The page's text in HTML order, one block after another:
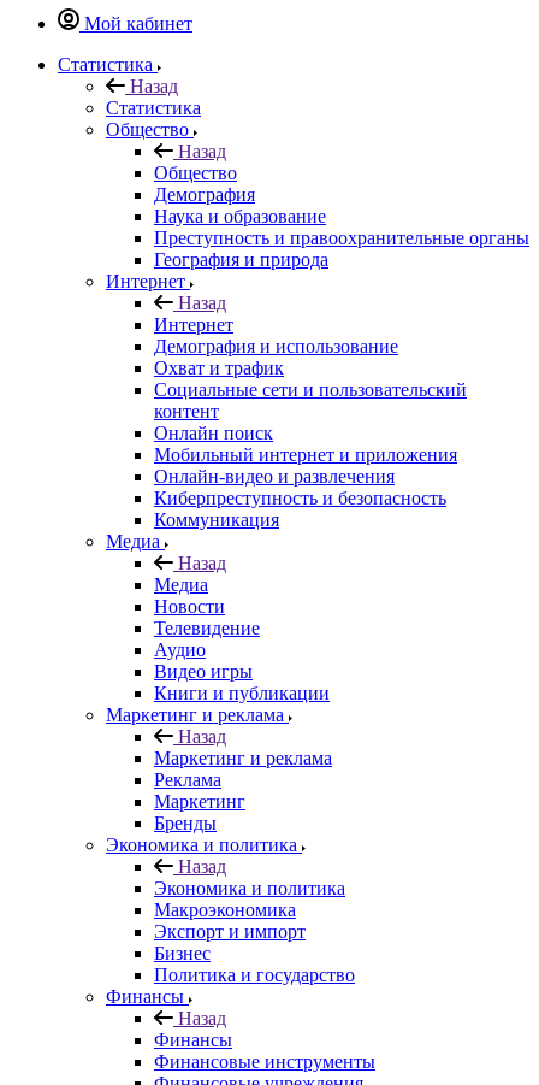
Мой кабинет
Статистика
Назад
Статистика
Общество
Назад
Общество
Демография
Наука и образование
Преступность и правоохранительные органы
География и природа
Интернет
Назад
Интернет
Демография и использование
Охват и трафик
Социальные сети и пользовательский
контент
Онлайн поиск
Мобильный интернет и приложения
Онлайн-видео и развлечения
Киберпреступность и безопасность
Коммуникация
Медиа
Назад
Медиа
Новости
Телевидение
Аудио
Видео игры
Книги и публикации
Маркетинг и реклама
Назад
Маркетинг и реклама
Реклама
Маркетинг
Бренды
Экономика и политика
Назад
Экономика и политика
Макроэкономика
Экспорт и импорт
Бизнес
Политика и государство
Финансы
Назад
Финансы
Финансовые инструменты